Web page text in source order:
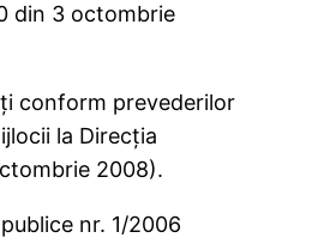
din 3 octombrie
conform prevederilor
la Direcţia
2008).
nr. 1/2006